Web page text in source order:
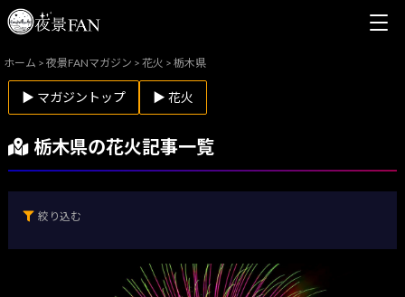
ホーム >夜景FANマガジン >花火 >栃木県
▶ マガジントップ ▶ 花火
栃木県の花火記事一覧
絞り込む